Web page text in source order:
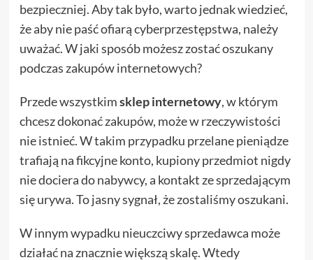
bezpieczniej. Aby tak było, warto jednak wiedzieć,
że aby nie paść ofiarą cyberprzestępstwa, należy
uważać. W jaki sposób możesz zostać oszukany
podczas zakupów internetowych?
Przede wszystkimsklep internetowy, w którym
chcesz dokonać zakupów, może w rzeczywistości
nie istnieć. W takim przypadku przelane pieniądze
trafiają na fikcyjne konto, kupiony przedmiot nigdy
nie dociera do nabywcy, a kontakt ze sprzedającym
się urywa. To jasny sygnał, że zostaliśmy oszukani.
W innym wypadku nieuczciwy sprzedawca może
działać na znacznie większą skalę. Wtedy